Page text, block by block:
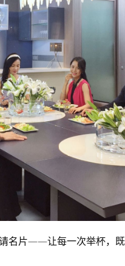
名片——让每一次举杯，